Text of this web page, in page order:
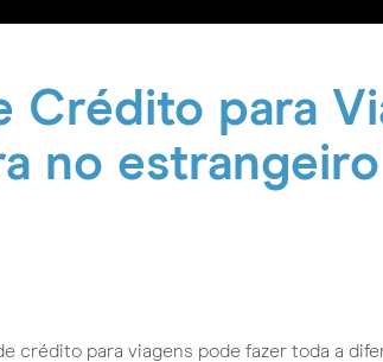
Crédito para
no estrangeiro
crédito para viagens pode fazer toda a